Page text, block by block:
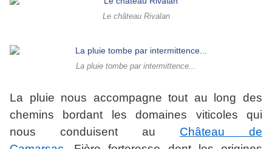
Le château Rivalan
La pluie tombe par intermittence...
La pluie nous accompagne tout au long des
chemins bordant les domaines viticoles qui
nous conduisent au Château de